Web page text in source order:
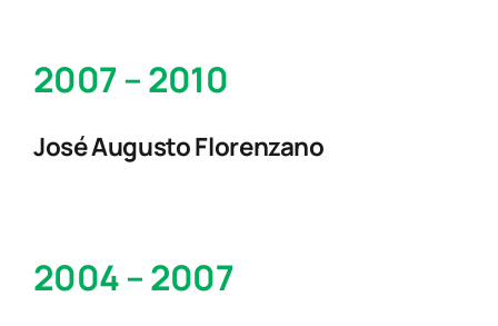
2007 – 2010
José Augusto Florenzano
2004 – 2007